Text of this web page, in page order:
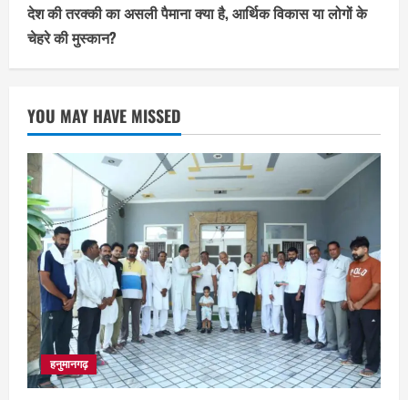
देश की तरक्की का असली पैमाना क्या है, आर्थिक विकास या लोगों के
चेहरे की मुस्कान?
YOU MAY HAVE MISSED
हनुमानगढ़